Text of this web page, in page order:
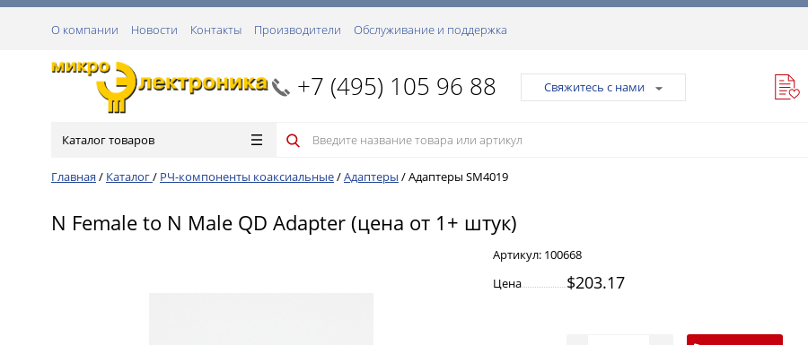
О компании Новости Контакты Производители Обслуживание и поддержка
+7 (495) 105 96 88 Свяжитесь с нами
Каталог товаров
Главная / Каталог/ РЧ-компоненты коаксиальные/Адаптеры /Адаптеры SM4019
N Female to N Male QD Adapter (цена от 1+ штук)
Артикул: 100668
Цена
$203.17